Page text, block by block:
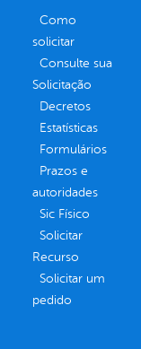
Como
solicitar
Consulte sua
Solicitação
Decretos
Estatísticas
Formulários
Prazos e
autoridades
Sic Físico
Solicitar
Recurso
Solicitar um
pedido